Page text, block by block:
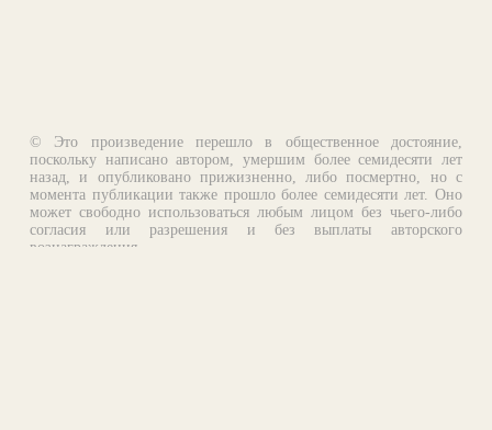
© Это произведение перешло в общественное достояние,
поскольку написано автором, умершим более семидесяти лет
назад, и опубликовано прижизненно, либо посмертно, но с
момента публикации также прошло более семидесяти лет. Оно
может свободно использоваться любым лицом без чьего-либо
согласия или разрешения и без выплаты авторского
вознаграждения.